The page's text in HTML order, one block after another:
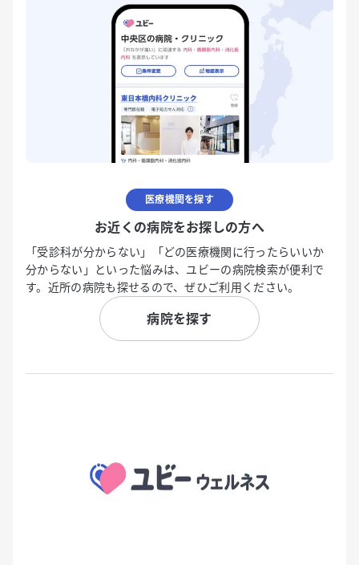
医療機関を探す
お近くの病院をお探しの方へ
「受診科が分からない」「どの医療機関に行ったらいいか
分からない」といった悩みは、ユビーの病院検索が便利で
す。近所の病院も探せるので、ぜひご利用ください。
病院を探す